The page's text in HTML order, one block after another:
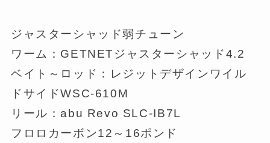
ジャスターシャッド弱チューン
ワーム：GETNETジャスターシャッド4.2
ベイト～ロッド：レジットデザインワイル
ドサイドWSC-610M
リール：abu Revo SLC-IB7L
フロロカーボン12～16ポンド